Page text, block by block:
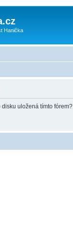
Hanička
uložená tímto fórem?